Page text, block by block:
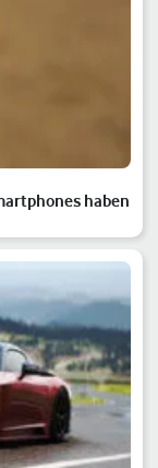
haben